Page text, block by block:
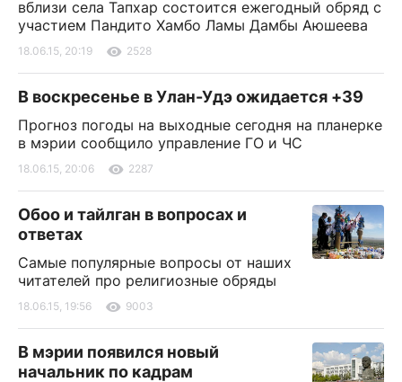
вблизи села Тапхар состоится ежегодный обряд с
участием Пандито Хамбо Ламы Дамбы Аюшеева
18.06.15, 20:19 2528
В воскресенье в Улан-Удэ ожидается +39
Прогноз погоды на выходные сегодня на планерке
в мэрии сообщило управление ГО и ЧС
18.06.15, 20:06 2287
Обоо и тайлган в вопросах и
ответах
Самые популярные вопросы от наших
читателей про религиозные обряды
18.06.15, 19:56 9003
В мэрии появился новый
начальник по кадрам